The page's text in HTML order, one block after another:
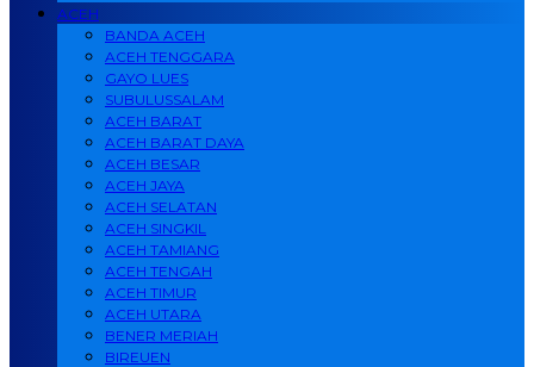
ACEH
BANDA ACEH
ACEH TENGGARA
GAYO LUES
SUBULUSSALAM
ACEH BARAT
ACEH BARAT DAYA
ACEH BESAR
ACEH JAYA
ACEH SELATAN
ACEH SINGKIL
ACEH TAMIANG
ACEH TENGAH
ACEH TIMUR
ACEH UTARA
BENER MERIAH
BIREUEN